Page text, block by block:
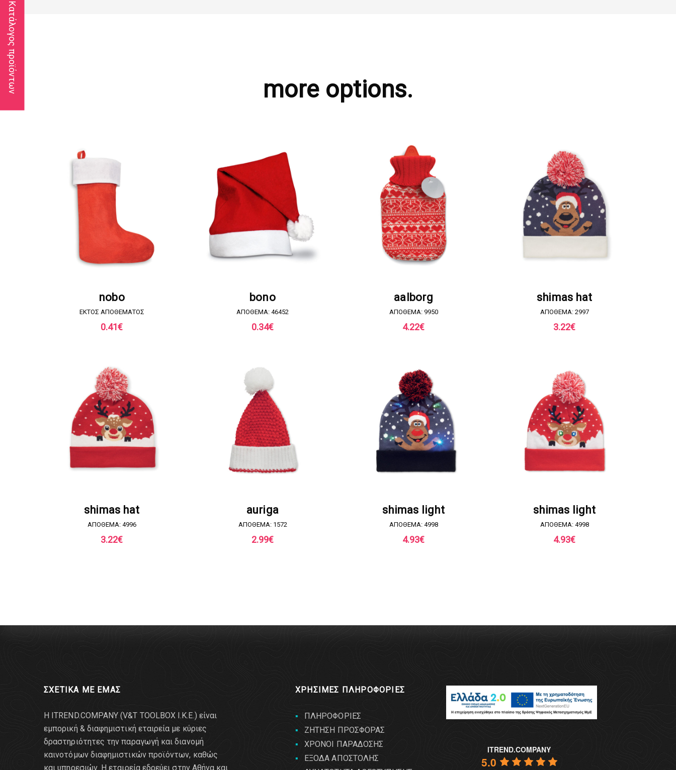
Κατάλογος προϊόντων more options.
ΖΗΤΗΣΤΕ ΠΡΟΣΦΟΡΑ
nobo
EKTOΣ ΑΠΟΘΕΜΑΤΟΣ
0.41€
ΖΗΤΗΣΤΕ ΠΡΟΣΦΟΡΑ
bono
ΑΠΟΘΕΜΑ: 46452
0.34€
ΖΗΤΗΣΤΕ ΠΡΟΣΦΟΡΑ
aalborg
ΑΠΟΘΕΜΑ: 9950
4.22€
ΖΗΤΗΣΤΕ ΠΡΟΣΦΟΡΑ
shimas hat
ΑΠΟΘΕΜΑ: 2997
3.22€
ΖΗΤΗΣΤΕ ΠΡΟΣΦΟΡΑ
shimas hat
ΑΠΟΘΕΜΑ: 4996
3.22€
ΖΗΤΗΣΤΕ ΠΡΟΣΦΟΡΑ
auriga
ΑΠΟΘΕΜΑ: 1572
2.99€
ΖΗΤΗΣΤΕ ΠΡΟΣΦΟΡΑ
shimas light
ΑΠΟΘΕΜΑ: 4998
4.93€
ΖΗΤΗΣΤΕ ΠΡΟΣΦΟΡΑ
shimas light
ΑΠΟΘΕΜΑ: 4998
4.93€
ΣΧΕΤΙΚΑ ΜΕ ΕΜΑΣ
Η ITREND.COMPANY (V&T TOOLBOX Ι.Κ.Ε.) είναι
εμπορική & διαφημιστική εταιρεία με κύριες
δραστηριότητες την παραγωγή και διανομή
καινοτόμων διαφημιστικών προϊόντων, καθώς
και υπηρεσιών. Η εταιρεία εδρεύει στην Αθήνα και
ΧΡΗΣΙΜΕΣ ΠΛΗΡΟΦΟΡΙΕΣ
ΠΛΗΡΟΦΟΡΙΕΣ
ΖΗΤΗΣΗ ΠΡΟΣΦΟΡΑΣ
ΧΡΟΝΟΙ ΠΑΡΑΔΟΣΗΣ
ΕΞΟΔΑ ΑΠΟΣΤΟΛΗΣ
ITREND.COMPANY
5.0